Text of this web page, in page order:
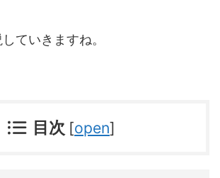
ていきますね。
目次 [open]